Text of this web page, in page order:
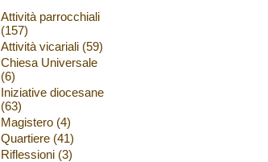
Attività parrocchiali
(157)
Attività vicariali(59)
Chiesa Universale
(6)
Iniziative diocesane
(63)
Magistero(4)
Quartiere(41)
Riflessioni(3)